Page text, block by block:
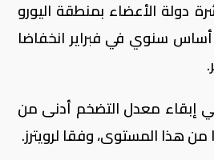
دولة الأعضاء بمنطقة اليورو
على أساس سنوي في فبراير انخفاضا
إبقاء معدل التضخم أدنى من
من هذا المستوى، وفقا لرويترز.